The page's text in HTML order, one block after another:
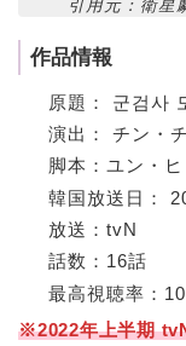
引用元：衛星
作品情報
原題： 군검사
演出： チン・
脚本：ユン・
韓国放送日：
放送：tvN
話数：16話
最高視聴率：
※2022年上半期